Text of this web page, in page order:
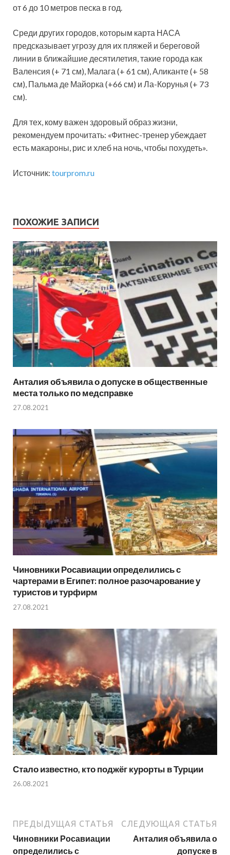
от 6 до 10 метров песка в год.
Среди других городов, которым карта НАСА
предсказывает угрозу для их пляжей и береговой
линии в ближайшие десятилетия, такие города как
Валенсия (+ 71 см), Малага (+ 61 см), Аликанте (+ 58
см), Пальма де Майорка (+66 см) и Ла-Корунья (+ 73
см).
Для тех, кому важен здоровый образ жизни,
рекомендуем прочитать: «Фитнес-тренер убеждает
есть макароны, рис и хлеб на ночь, чтобы похудеть».
Источник: tourprom.ru
ПОХОЖИЕ ЗАПИСИ
Анталия объявила о допуске в общественные
места только по медсправке
27.08.2021
Чиновники Росавиации определились с
чартерами в Египет: полное разочарование у
туристов и турфирм
27.08.2021
Стало известно, кто поджёг курорты в Турции
26.08.2021
ПРЕДЫДУЩАЯ СТАТЬЯ
Чиновники Росавиации
определились с
СЛЕДУЮЩАЯ СТАТЬЯ
Анталия объявила о
допуске в